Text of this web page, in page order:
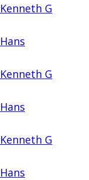
Kenneth G
Hans
Kenneth G
Hans
Kenneth G
Hans